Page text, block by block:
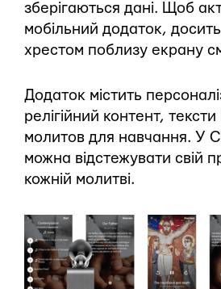
зберігаються дані. Щоб
мобільний додаток,
хрестом поблизу екрану
Додаток містить
релігійний контент, тексти
молитов для навчання. У
можна відстежувати свій
кожній молитві.